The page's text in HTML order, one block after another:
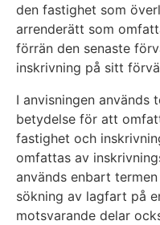
den fastighet som
arrenderätt som
förrän den senaste
inskrivning på sitt
I anvisningen används
betydelse för att
fastighet och
omfattas av
används enbart
sökning av lagfart på
motsvarande delar